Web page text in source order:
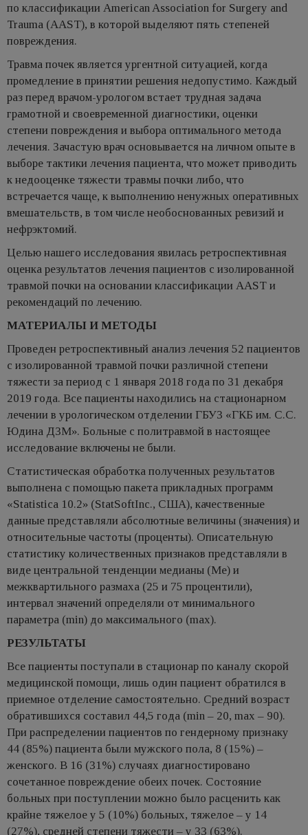
по классификации American Association for Surgery and
Trauma (AAST), в которой выделяют пять степеней
повреждения.
Травма почек является ургентной ситуацией, когда
промедление в принятии решения недопустимо. Каждый
раз перед врачом-урологом встает трудная задача
грамотной и своевременной диагностики, оценки
степени повреждения и выбора оптимального метода
лечения. Зачастую врач основывается на личном опыте в
выборе тактики лечения пациента, что может приводить
к недооценке тяжести травмы почки либо, что
встречается чаще, к выполнению ненужных оперативных
вмешательств, в том числе необоснованных ревизий и
нефрэктомий.
Целью нашего исследования явилась ретроспективная
оценка результатов лечения пациентов с изолированной
травмой почки на основании классификации AAST и
рекомендаций по лечению.
МАТЕРИАЛЫ И МЕТОДЫ
Проведен ретроспективный анализ лечения 52 пациентов
с изолированной травмой почки различной степени
тяжести за период с 1 января 2018 года по 31 декабря
2019 года. Все пациенты находились на стационарном
лечении в урологическом отделении ГБУЗ «ГКБ им. С.С.
Юдина ДЗМ». Больные с политравмой в настоящее
исследование включены не были.
Статистическая обработка полученных результатов
выполнена с помощью пакета прикладных программ
«Statistica 10.2» (StatSoftInc., США), качественные
данные представляли абсолютные величины (значения) и
относительные частоты (проценты). Описательную
статистику количественных признаков представляли в
виде центральной тенденции медианы (Me) и
межквартильного размаха (25 и 75 процентили),
интервал значений определяли от минимального
параметра (min) до максимального (max).
РЕЗУЛЬТАТЫ
Все пациенты поступали в стационар по каналу скорой
медицинской помощи, лишь один пациент обратился в
приемное отделение самостоятельно. Средний возраст
обратившихся составил 44,5 года (min – 20, max – 90).
При распределении пациентов по гендерному признаку
44 (85%) пациента были мужского пола, 8 (15%) –
женского. В 16 (31%) случаях диагностировано
сочетанное повреждение обеих почек. Состояние
больных при поступлении можно было расценить как
крайне тяжелое у 5 (10%) больных, тяжелое – у 14
(27%), средней степени тяжести – у 33 (63%).